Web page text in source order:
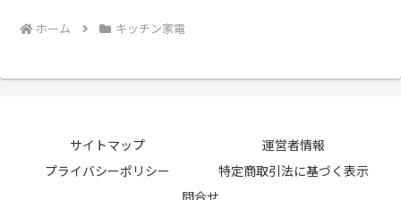
から挽きたてのコーヒーを手軽に楽しめ
機能付き！手間いらずのコーヒー
使い方が簡単で、自動洗浄機能も備わっ
きます。多くのユーザーから以下のよう
な良い口コミが寄...
EQ-FA22-BA口コミ 評判｜実際の